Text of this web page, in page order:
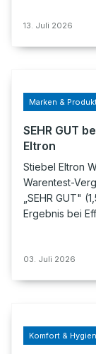
13. Juli 2026
Marken &
SEHR GUT
Eltron
Stiebel Eltron
Warentest-
„SEHR GUT"
Ergebnis bei
03. Juli 2026
Komfort &